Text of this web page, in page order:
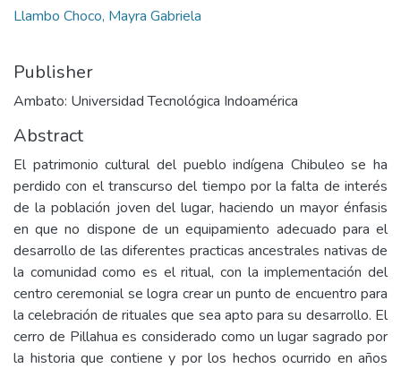
Llambo Choco, Mayra Gabriela
Publisher
Ambato: Universidad Tecnológica Indoamérica
Abstract
El patrimonio cultural del pueblo indígena Chibuleo se ha
perdido con el transcurso del tiempo por la falta de interés
de la población joven del lugar, haciendo un mayor énfasis
en que no dispone de un equipamiento adecuado para el
desarrollo de las diferentes practicas ancestrales nativas de
la comunidad como es el ritual, con la implementación del
centro ceremonial se logra crear un punto de encuentro para
la celebración de rituales que sea apto para su desarrollo. El
cerro de Pillahua es considerado como un lugar sagrado por
la historia que contiene y por los hechos ocurrido en años